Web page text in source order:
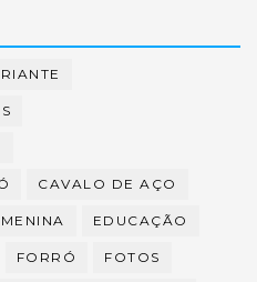
CAVALO DE AÇO
EDUCAÇÃO
FORRÓ FOTOS